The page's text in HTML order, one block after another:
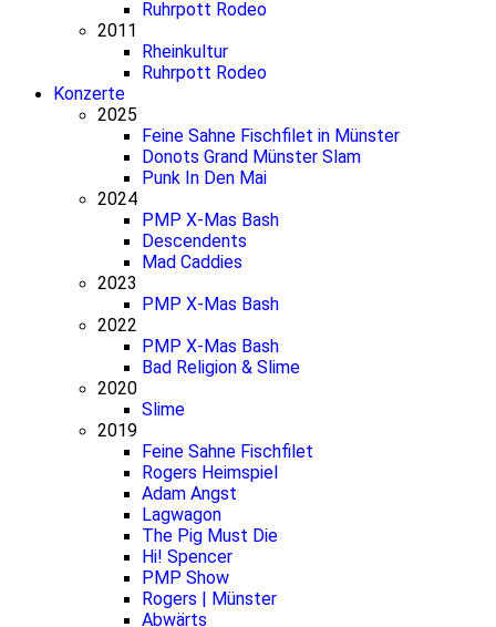
Ruhrpott Rodeo
2011
Rheinkultur
Ruhrpott Rodeo
Konzerte
2025
Feine Sahne Fischfilet in Münster
Donots Grand Münster Slam
Punk In Den Mai
2024
PMP X-Mas Bash
Descendents
Mad Caddies
2023
PMP X-Mas Bash
2022
PMP X-Mas Bash
Bad Religion & Slime
2020
Slime
2019
Feine Sahne Fischfilet
Rogers Heimspiel
Adam Angst
Lagwagon
The Pig Must Die
Hi! Spencer
PMP Show
Rogers | Münster
Abwärts